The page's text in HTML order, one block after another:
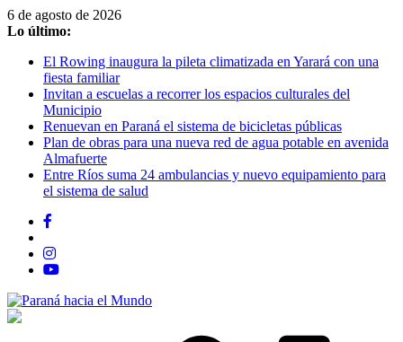
Saltar
al
6 de agosto de 2026
Lo último:
El Rowing inaugura la pileta climatizada en Yarará con una
fiesta familiar
Invitan a escuelas a recorrer los espacios culturales del
Municipio
Renuevan en Paraná el sistema de bicicletas públicas
Plan de obras para una nueva red de agua potable en avenida
Almafuerte
Entre Ríos suma 24 ambulancias y nuevo equipamiento para
el sistema de salud